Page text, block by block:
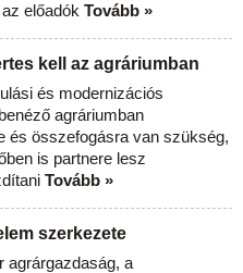
előadók Tovább »
kell az agráriumban
és modernizációs
agráriumban
és összefogásra van szükség,
is partnere lesz
Tovább »
szerkezete
agrárgazdaság, a